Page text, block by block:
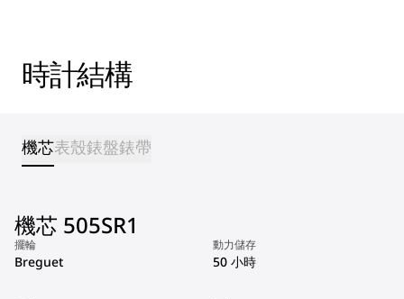
時計結構
機芯表殼錶盤錶帶
機芯 505SR1
擺輪
Breguet
動力儲存
50 小時